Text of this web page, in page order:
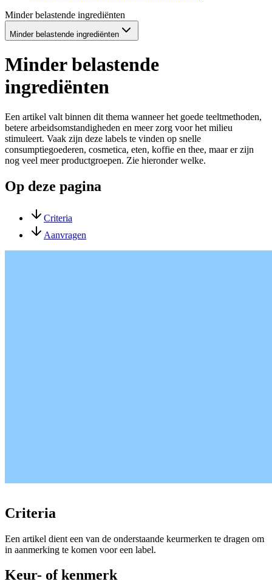
Minder belastende ingrediënten
Minder belastende ingrediënten
Minder belastende
ingrediënten
Een artikel valt binnen dit thema wanneer het goede teeltmethoden,
betere arbeidsomstandigheden en meer zorg voor het milieu
stimuleert. Vaak zijn deze labels te vinden op snelle
consumptiegoederen, cosmetica, eten, koffie en thee, maar er zijn
nog veel meer productgroepen. Zie hieronder welke.
Op deze pagina
Criteria
Aanvragen
Criteria
Een artikel dient een van de onderstaande keurmerken te dragen om
in aanmerking te komen voor een label.
Keur- of kenmerk